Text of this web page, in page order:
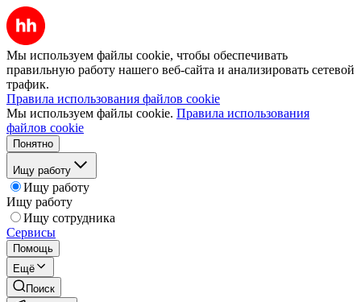
Мы используем файлы cookie, чтобы обеспечивать
правильную работу нашего веб-сайта и анализировать сетевой
трафик.
Правила использования файлов cookie
Мы используем файлы cookie. Правила использования
файлов cookie
Понятно
Ищу работу
Ищу работу
Ищу работу
Ищу сотрудника
Сервисы
Помощь
Ещё
Поиск